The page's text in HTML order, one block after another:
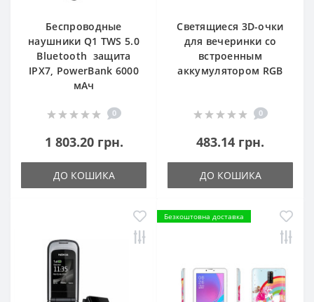
Беспроводные
наушники Q1 TWS 5.0
Bluetooth защита
IPX7, PowerBank 6000
мАч
0
1 803.20 грн.
ДО КОШИКА
Светящиеся 3D-очки
для вечеринки со
встроенным
аккумулятором RGB
0
483.14 грн.
ДО КОШИКА
Безкоштовна доставка